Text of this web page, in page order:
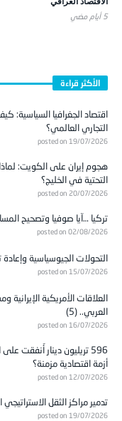
5 أيام ‎مضي
الأكثر قراءة
اقتصاد الجغرافيا السياسية:
التجاري العالمي؟
posted on 19/07/2026
هجوم إيران على الكويت:
التحتية في الخليج؟
posted on 20/07/2026
تركيا …آيا صوفيا وتصحيح
posted on 02/08/2026
التحولات الجيوسياسية وإعادة
posted on 15/07/2026
العلاقات الأمريكية
العربي.. (5)
posted on 16/07/2026
596 تريليون دينار أُنفقت
أزمة اقتصادية مزمنة؟
posted on 12/07/2026
تدمير مراكز الثقل
posted on 19/07/2026